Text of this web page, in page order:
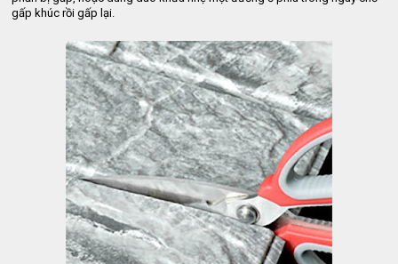
gấp khúc rồi gấp lại.